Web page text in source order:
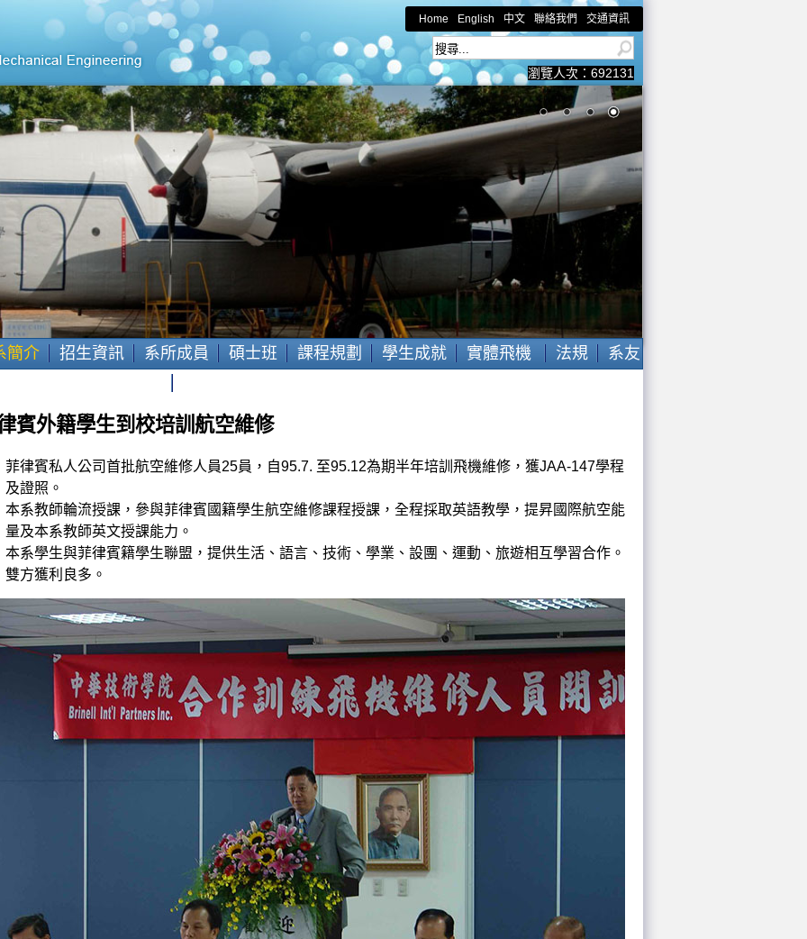
Home English 中文 聯絡我們 交通資訊
瀏覽人次： 692131
簡介 招生資訊 系所成員 碩士班 課程規劃 學生成就 實體飛機 法規
系友
賓外籍學生到校培訓航空維修
菲律賓私人公司首批航空維修人員25員，自95.7. 至95.12為期半年培訓飛機維修，獲JAA-147學程
及證照。
本系教師輪流授課，參與菲律賓國籍學生航空維修課程授課，全程採取英語教學，提昇國際航空能
量及本系教師英文授課能力。
本系學生與菲律賓籍學生聯盟，提供生活、語言、技術、學業、設團、運動、旅遊相互學習合作。
雙方獲利良多。